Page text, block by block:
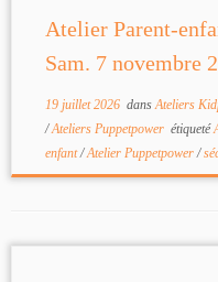
Atelier Parent-
Sam. 7 novembre
19 juillet 2026dansAteliers
/Ateliers Puppetpower étiqueté
enfant/Atelier Puppetpower/